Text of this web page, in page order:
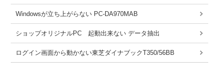
Windowsが立ち上がらない PC-DA970MAB
ショップオリジナルPC 起動出来ない データ抽出
ログイン画面から動かない東芝ダイナブックT350/56BB